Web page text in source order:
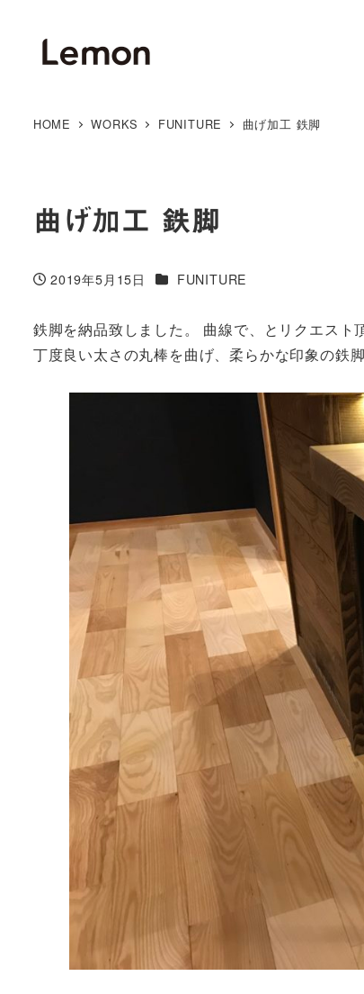
HOME WORKS FUNITURE 曲げ加工 鉄脚
曲げ加工 鉄脚
投稿日
2019年5月15日 カテゴリー
FUNITURE
鉄脚を納品致しました。 曲線で、とリクエスト
丁度良い太さの丸棒を曲げ、柔らかな印象の鉄